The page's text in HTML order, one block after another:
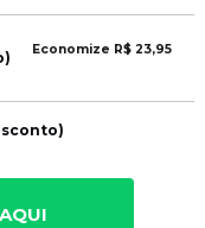
Economize R$ 23,95